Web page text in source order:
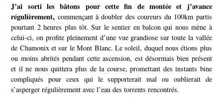
J’ai sorti les bâtons pour cette fin de montée et j’avance
régulièrement, commençant à doubler des coureurs du 100km partis
pourtant 2 heures plus tôt. Sur le sentier en balcon qui nous mène à
celui-ci, on profite pleinement d’une vue grandiose sur toute la vallée
de Chamonix et sur le Mont Blanc. Le soleil, duquel nous étions plus
ou moins abrités pendant cette ascension, est désormais bien présent
et il ne nous quittera plus de la course, promettant des instants bine
compliqués pour ceux qui le supporterait mal ou oublierait de
s’asperger régulièrement avec l’eau des torrents rencontrés.